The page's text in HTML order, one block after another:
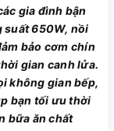
gia đình bận
suất 650W, nồi
bảo cơm chín
gian canh lửa.
không gian bếp,
bạn tối ưu thời
bữa ăn chất